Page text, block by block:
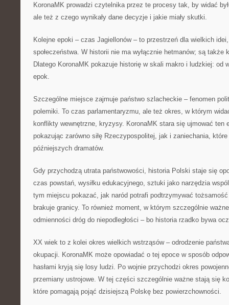
KoronaMK prowadzi czytelnika przez te procesy tak, by widać
ale też z czego wynikały dane decyzje i jakie miały skutki.
Kolejne epoki – czas Jagiellonów – to przestrzeń dla wielkich
społeczeństwa. W historii nie ma wyłącznie hetmanów; są także
Dlatego KoronaMK pokazuje historię w skali makro i ludzkiej: od
epok.
Szczególne miejsce zajmuje państwo szlacheckie – fenomen
polemiki. To czas parlamentaryzmu, ale też okres, w którym
konflikty wewnętrzne, kryzysy. KoronaMK stara się ujmować ten
pokazując zarówno siłę Rzeczypospolitej, jak i zaniechania, które
późniejszych dramatów.
Gdy przychodzą utrata państwowości, historia Polski staje się
czas powstań, wysiłku edukacyjnego, sztuki jako narzędzia
tym miejscu pokazać, jak naród potrafi podtrzymywać
brakuje granicy. To również moment, w którym szczególnie
odmienności dróg do niepodległości – bo historia rzadko bywa
XX wiek to z kolei okres wielkich wstrząsów – odrodzenie
okupacji. KoronaMK może opowiadać o tej epoce w sposób
hasłami kryją się losy ludzi. Po wojnie przychodzi okres
przemiany ustrojowe. W tej części szczególnie ważne stają się
które pomagają pojąć dzisiejszą Polskę bez powierzchowności.